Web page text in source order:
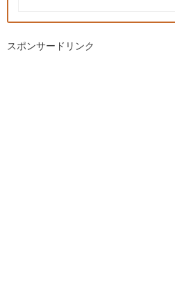
スポンサードリンク